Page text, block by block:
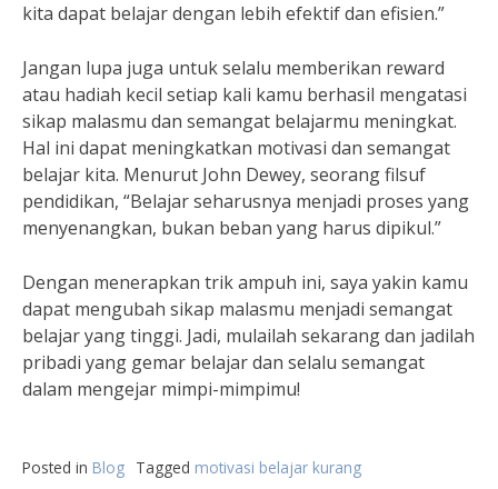
kita dapat belajar dengan lebih efektif dan efisien.”
Jangan lupa juga untuk selalu memberikan reward
atau hadiah kecil setiap kali kamu berhasil mengatasi
sikap malasmu dan semangat belajarmu meningkat.
Hal ini dapat meningkatkan motivasi dan semangat
belajar kita. Menurut John Dewey, seorang filsuf
pendidikan, “Belajar seharusnya menjadi proses yang
menyenangkan, bukan beban yang harus dipikul.”
Dengan menerapkan trik ampuh ini, saya yakin kamu
dapat mengubah sikap malasmu menjadi semangat
belajar yang tinggi. Jadi, mulailah sekarang dan jadilah
pribadi yang gemar belajar dan selalu semangat
dalam mengejar mimpi-mimpimu!
Posted in Blog Tagged motivasi belajar kurang